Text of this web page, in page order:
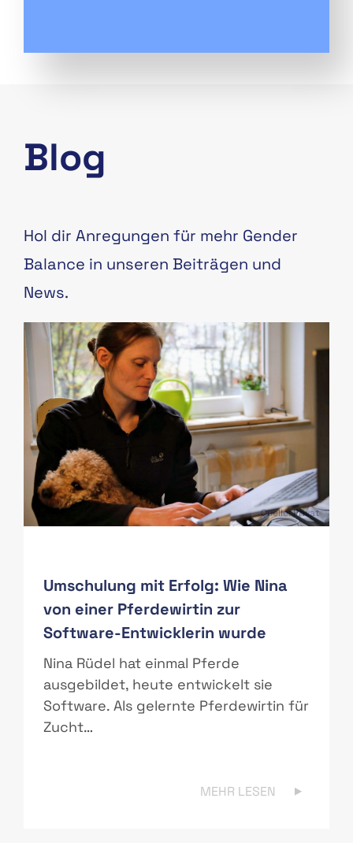
Blog
Hol dir Anregungen für mehr Gender
Balance in unseren Beiträgen und
News.
Quelle: Privat
Umschulung mit Erfolg: Wie Nina
von einer Pferdewirtin zur
Software-Entwicklerin wurde
Nina Rüdel hat einmal Pferde
ausgebildet, heute entwickelt sie
Software. Als gelernte Pferdewirtin für
Zucht…
MEHR LESEN